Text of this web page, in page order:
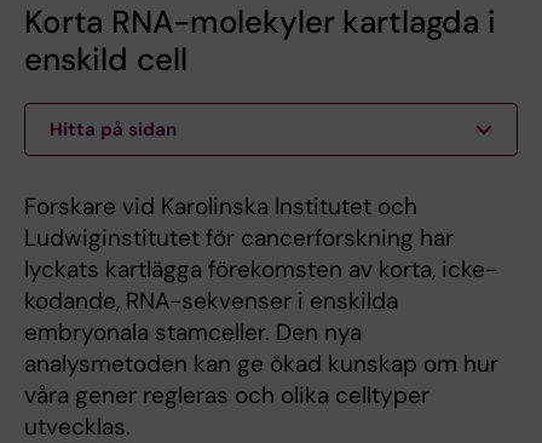
Korta RNA-molekyler kartlagda i
enskild cell
Hitta på sidan
Forskare vid Karolinska Institutet och
Ludwiginstitutet för cancerforskning har
lyckats kartlägga förekomsten av korta, icke-
kodande, RNA-sekvenser i enskilda
embryonala stamceller. Den nya
analysmetoden kan ge ökad kunskap om hur
våra gener regleras och olika celltyper
utvecklas.